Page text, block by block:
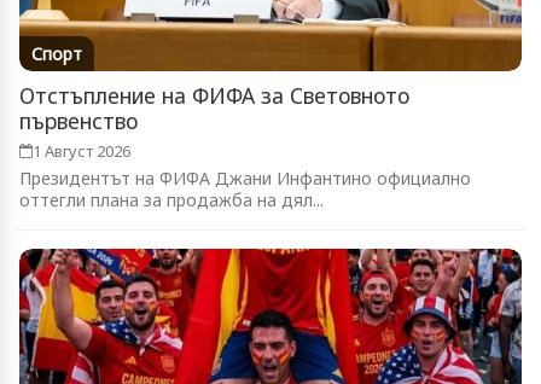
Спорт
Отстъпление на ФИФА за Световното
първенство
1 Август 2026
Президентът на ФИФА Джани Инфантино официално
оттегли плана за продажба на дял...